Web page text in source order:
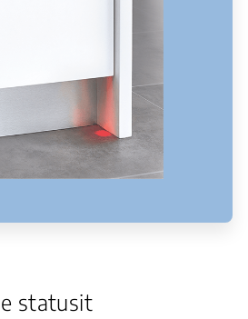
statusit